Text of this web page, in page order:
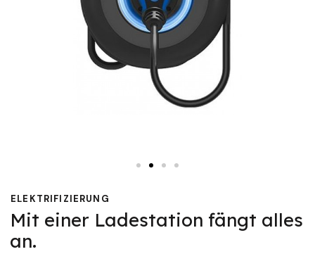
ELEKTRIFIZIERUNG
Mit einer Ladestation fängt alles
an.